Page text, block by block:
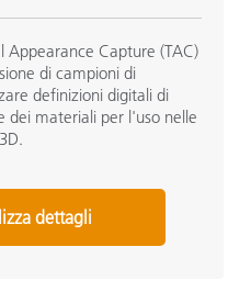
Appearance Capture (TAC)
di campioni di
definizioni digitali di
dei materiali per l'uso nelle
dettagli